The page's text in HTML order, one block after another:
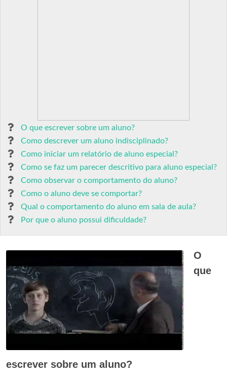
O que escrever sobre um aluno?
Como descrever um aluno indisciplinado?
Como iniciar um relatório de aluno especial?
Como se faz um parecer descritivo para aluno especial?
Como observar o comportamento do aluno?
Como o aluno deve se comportar?
Qual o comportamento do aluno em sala de aula?
Por que o aluno possui dificuldade?
O
que
escrever sobre um aluno?